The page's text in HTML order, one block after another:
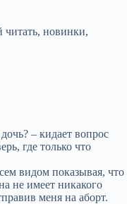
читать, новинки,
– кидает вопрос
где только что
видом показывая, что
не имеет никакого
меня на аборт.